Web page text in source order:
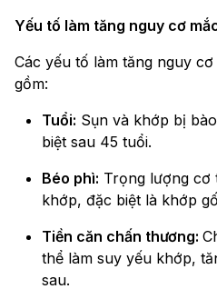
Yếu tố làm tăng nguy cơ
Các yếu tố làm tăng nguy
gồm:
Tuổi: Sụn và khớp bị
biệt sau 45 tuổi.
Béo phì: Trọng lượng cơ
khớp, đặc biệt là khớp
Tiền căn chấn thương:
thể làm suy yếu khớp,
sau.